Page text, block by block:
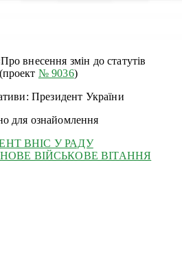
внесення змін до статутів
№ 9036)
Президент України
для ознайомлення
ВНІС У РАДУ
ВІЙСЬКОВЕ ВІТАННЯ